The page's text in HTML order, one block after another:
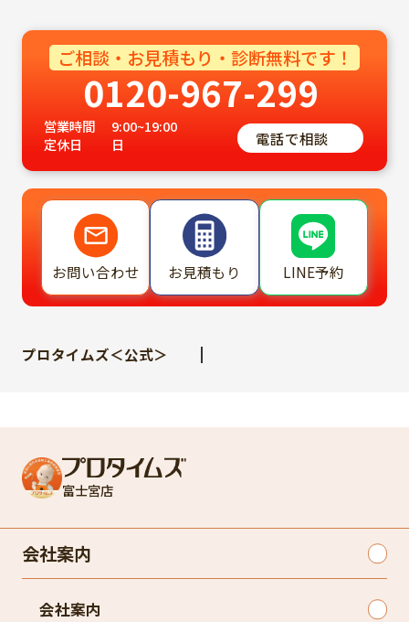
ご相談・お見積もり・診断無料です！
0120-967-299
営業時間
9:00~19:00
定休日
日 電話で相談
お問い合わせ お見積もり LINE予約
プロタイムズ＜公式＞
富士宮店
会社案内
会社案内